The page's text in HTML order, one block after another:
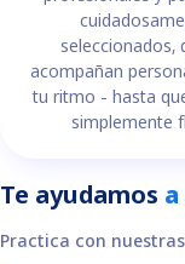
seleccionados,
acompañan
tu ritmo - hasta
simplemente
Te ayudamos
Practica con